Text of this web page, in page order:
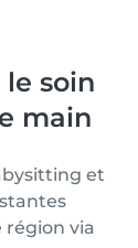
soin
main
et
région via